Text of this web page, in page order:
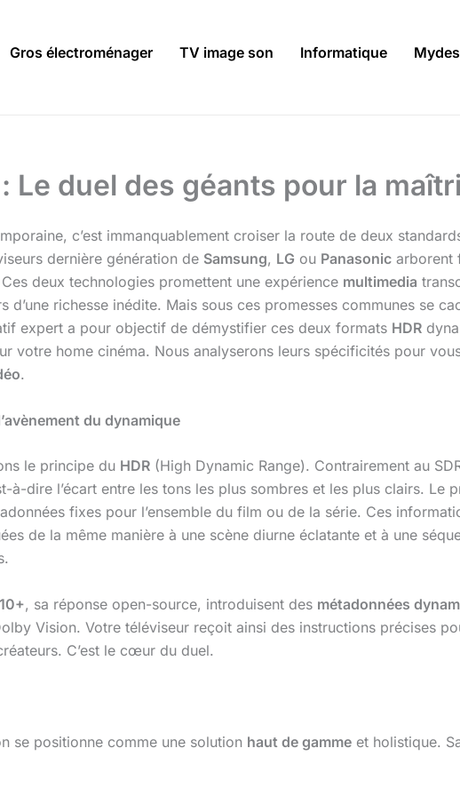
Gros électroménager TV image son Informatique
Le duel des géants pour la
c’est immanquablement croiser la route de deux
dernière génération de Samsung, LG ou Panasonic arborent
deux technologies promettent une expérience multimedia
richesse inédite. Mais sous ces promesses communes se
expert a pour objectif de démystifier ces deux formats HDR
votre home cinéma. Nous analyserons leurs spécificités pour
.
du dynamique
le principe du HDR (High Dynamic Range). Contrairement au
à-dire l’écart entre les tons les plus sombres et les plus clairs. Le
fixes pour l’ensemble du film ou de la série. Ces
de la même manière à une scène diurne éclatante et à une
, sa réponse open-source, introduisent des métadonnées
Vision. Votre téléviseur reçoit ainsi des instructions précises
C’est le cœur du duel.
se positionne comme une solution haut de gamme et holistique.